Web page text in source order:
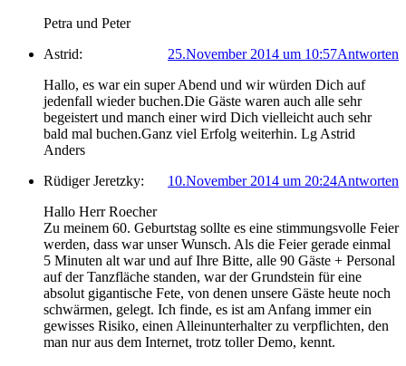
Petra und Peter
Astrid:
Antworten
25.November 2014 um 10:57
Hallo, es war ein super Abend und wir würden Dich auf
jedenfall wieder buchen.Die Gäste waren auch alle sehr
begeistert und manch einer wird Dich vielleicht auch sehr
bald mal buchen.Ganz viel Erfolg weiterhin. Lg Astrid
Anders
Rüdiger Jeretzky:
Antworten
10.November 2014 um 20:24
Hallo Herr Roecher
Zu meinem 60. Geburtstag sollte es eine stimmungsvolle Feier
werden, dass war unser Wunsch. Als die Feier gerade einmal
5 Minuten alt war und auf Ihre Bitte, alle 90 Gäste + Personal
auf der Tanzfläche standen, war der Grundstein für eine
absolut gigantische Fete, von denen unsere Gäste heute noch
schwärmen, gelegt. Ich finde, es ist am Anfang immer ein
gewisses Risiko, einen Alleinunterhalter zu verpflichten, den
man nur aus dem Internet, trotz toller Demo, kennt.